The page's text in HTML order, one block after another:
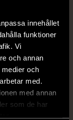
innehållet
funktioner
Vi
och annan
och
med.
med annan
som de har
1/5
midikjol
-